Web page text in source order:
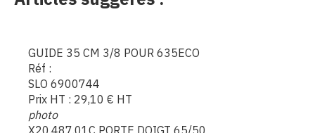
GUIDE 35 CM 3/8 POUR 635ECO
Réf :
SLO 6900744
Prix HT : 29,10 € HT
photo
X20.487.01C PORTE DOIGT 65/50